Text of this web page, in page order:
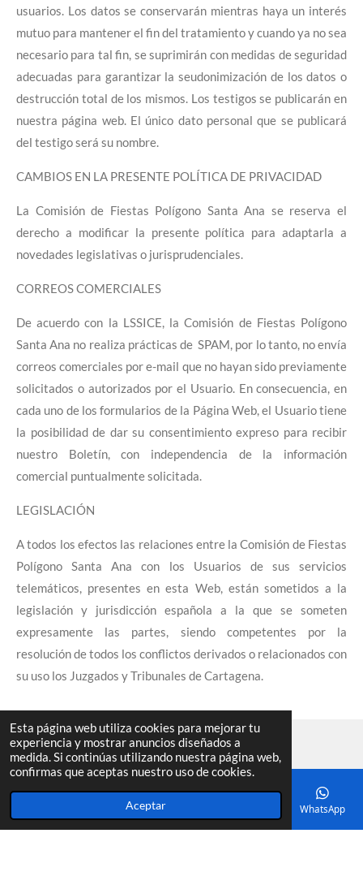
Esta página web utiliza cookies para mejorar tu
experiencia y mostrar anuncios diseñados a
medida. Si continúas utilizando nuestra página web,
confirmas que aceptas nuestro uso de cookies.
Aceptar
usuarios. Los datos se conservarán mientras haya un interés
mutuo para mantener el fin del tratamiento y cuando ya no sea
necesario para tal fin, se suprimirán con medidas de seguridad
adecuadas para garantizar la seudonimización de los datos o
destrucción total de los mismos. Los testigos se publicarán en
nuestra página web. El único dato personal que se publicará
del testigo será su nombre.
CAMBIOS EN LA PRESENTE POLÍTICA DE PRIVACIDAD
La Comisión de Fiestas Polígono Santa Ana se reserva el
derecho a modificar la presente política para adaptarla a
novedades legislativas o jurisprudenciales.
CORREOS COMERCIALES
De acuerdo con la LSSICE, la Comisión de Fiestas Polígono
Santa Ana no realiza prácticas de SPAM, por lo tanto, no envía
correos comerciales por e-mail que no hayan sido previamente
solicitados o autorizados por el Usuario. En consecuencia, en
cada uno de los formularios de la Página Web, el Usuario tiene
la posibilidad de dar su consentimiento expreso para recibir
nuestro Boletín, con independencia de la información
comercial puntualmente solicitada.
LEGISLACIÓN
A todos los efectos las relaciones entre la Comisión de Fiestas
Polígono Santa Ana con los Usuarios de sus servicios
telemáticos, presentes en esta Web, están sometidos a la
legislación y jurisdicción española a la que se someten
expresamente las partes, siendo competentes por la
resolución de todos los conflictos derivados o relacionados con
su uso los Juzgados y Tribunales de Cartagena.
c
s
h
a
© 2022 - 2026 Comision de Fiestas Polígono Santa Ana
Teléfono WhatsApp